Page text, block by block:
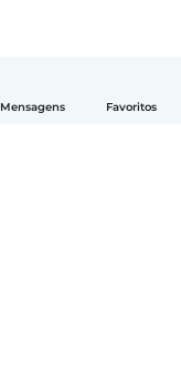
Mensagens Favoritos